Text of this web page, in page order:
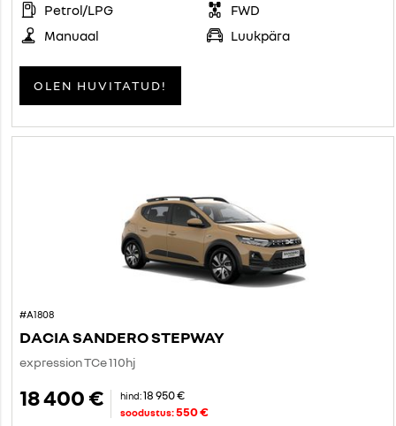
Petrol/LPG
FWD
Manuaal
Luukpära
OLEN HUVITATUD!
#A1808
DACIA SANDERO STEPWAY
expression TCe 110hj
18 400 € hind: 18 950 €
soodustus:550 €